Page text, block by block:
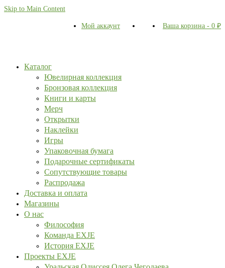
Skip to Main Content
Мой аккаунт Ваша корзина - 0 ₽
Каталог
Ювелирная коллекция
Бронзовая коллекция
Книги и карты
Мерч
Открытки
Наклейки
Игры
Упаковочная бумага
Подарочные сертификаты
Сопутствующие товары
Распродажа
Доставка и оплата
Магазины
О нас
Философия
Команда EXJE
История EXJE
Проекты EXJE